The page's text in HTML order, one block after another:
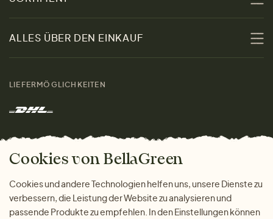
Nachhaltigkeit
Kontakt
Marken
Das freundliche Magazin
Damen
Herren
Geschenke
ALLES ÜBER DEN EINKAUF
Warum bei uns einkaufen
LIEFERMÖGLICHKEITEN
ZAHLUNGSMÖGLICHKEITEN
Cookies von BellaGreen
Cookies und andere Technologien helfen uns, unsere Dienste zu
verbessern, die Leistung der Website zu analysieren und
passende Produkte zu empfehlen. In den Einstellungen können